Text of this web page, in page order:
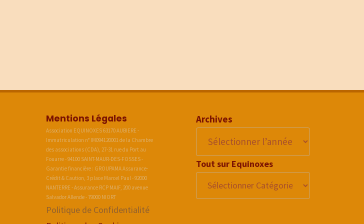
Mentions Légales
Association EQUINOXES 63170 AUBIERE -
Immatriculation n° IM094120001 de la Chambre
des associations (CDA), 27-31 rue du Port au
Fouarre - 94100 SAINT-MAUR-DES-FOSSES -
Garantie financière : GROUPAMA Assurance-
Crédit & Caution, 3 place Marcel Paul - 92000
NANTERRE - Assurance RCP MAIF, 200 avenue
Salvador Allende - 79000 NIORT
Politique de Confidentialité
Archives
Tout sur Equinoxes